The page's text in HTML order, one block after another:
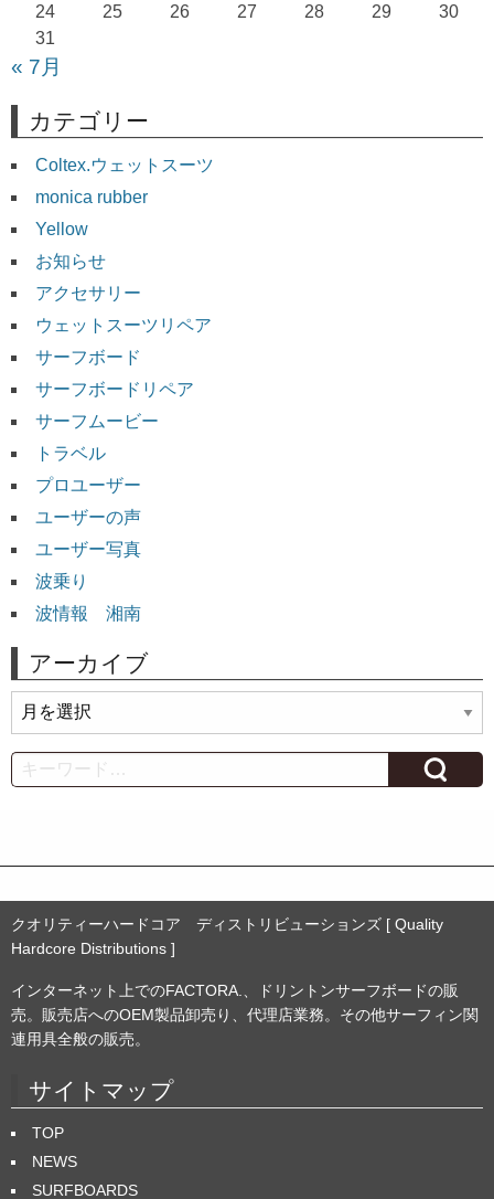
24
25 26 27 28 29
30
31
« 7月
カテゴリー
Coltex.ウェットスーツ
monica rubber
Yellow
お知らせ
アクセサリー
ウェットスーツリペア
サーフボード
サーフボードリペア
サーフムービー
トラベル
プロユーザー
ユーザーの声
ユーザー写真
波乗り
波情報 湘南
アーカイブ
ー
カ
イ
Search
クオリティーハードコア ディストリビューションズ [ Quality
Hardcore Distributions ]
インターネット上でのFACTORA.、ドリントンサーフボードの販
売。販売店へのOEM製品卸売り、代理店業務。その他サーフィン関
連用具全般の販売。
サイトマップ
TOP
NEWS
SURFBOARDS